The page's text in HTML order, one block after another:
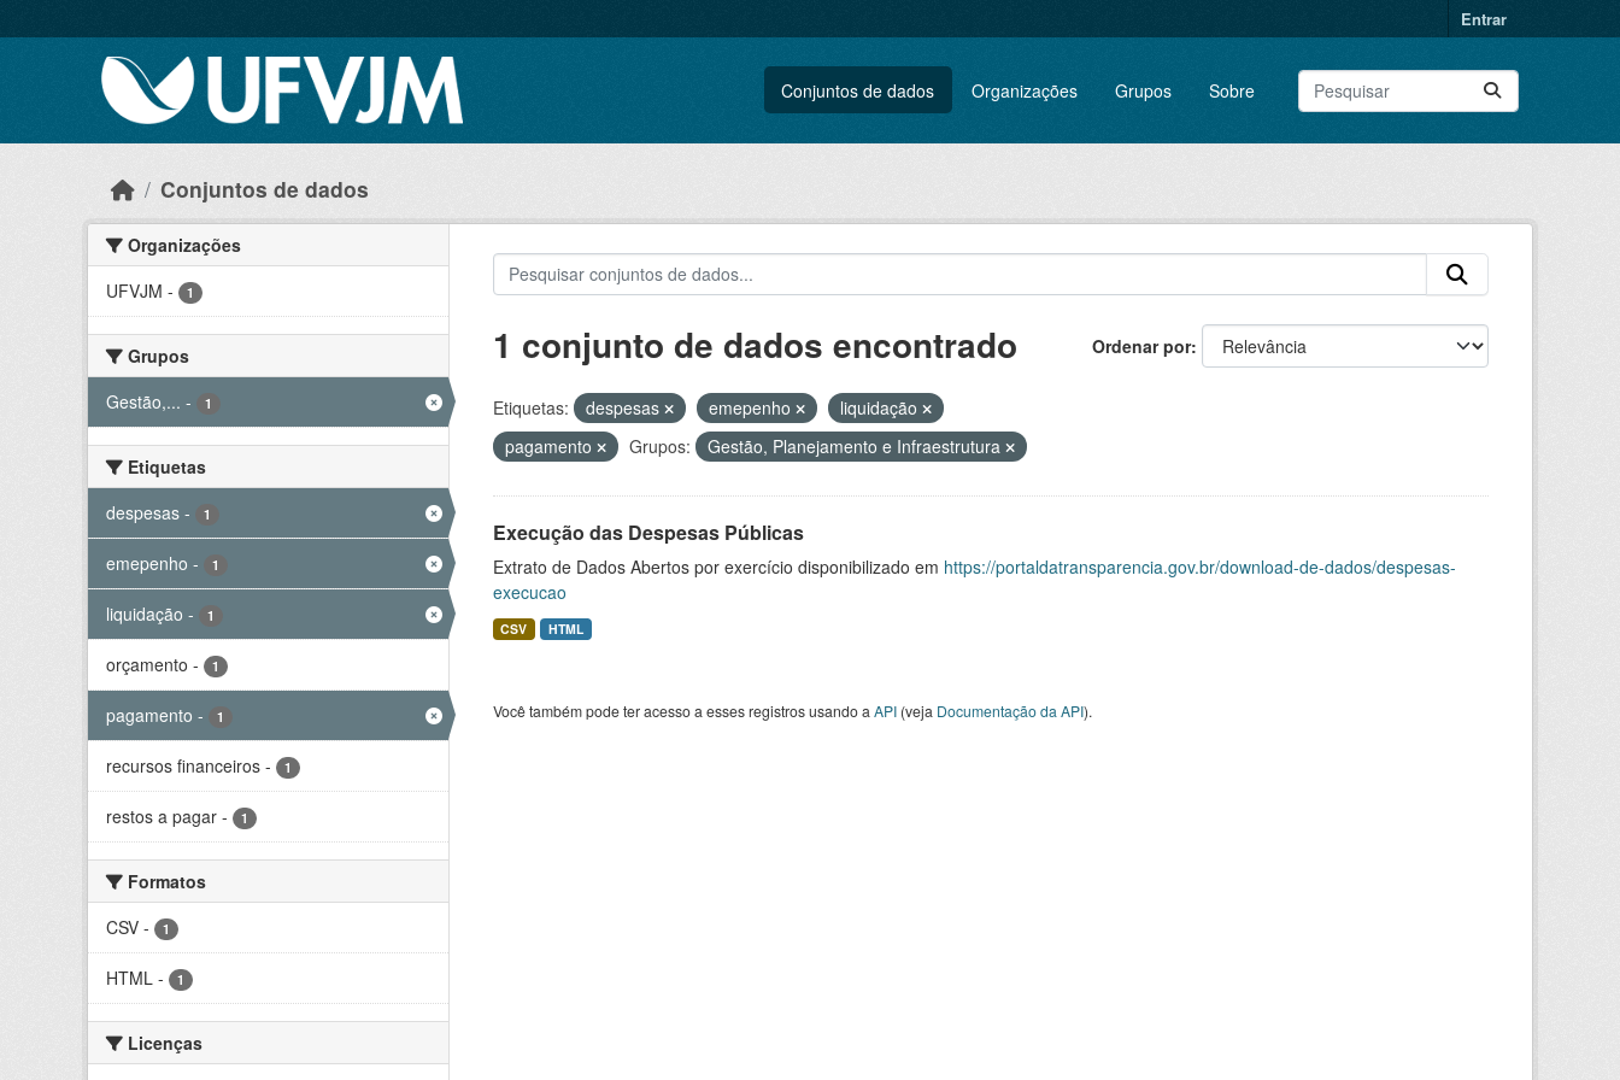
Entrar
Conjuntos de dados Organizações Grupos Sobre
Conjuntos de dados
Organizações
UFVJM - 1
Grupos
Gestão,... - 1
Etiquetas
despesas - 1
emepenho - 1
liquidação - 1
orçamento - 1
pagamento - 1
recursos financeiros - 1
restos a pagar - 1
Formatos
CSV - 1
HTML - 1
Licenças
Ordenar por
1 conjunto de dados encontrado
Etiquetas: despesas emepenho
liquidação
pagamento
Grupos: Gestão, Planejamento e Infraestrutura
Execução das Despesas Públicas
Extrato de Dados Abertos por exercício disponibilizado em https://portaldatransparencia.gov.br/download-de-dados/despesas-
execucao
CSV HTML
Você também pode ter acesso a esses registros usando a API(veja Documentação da API).